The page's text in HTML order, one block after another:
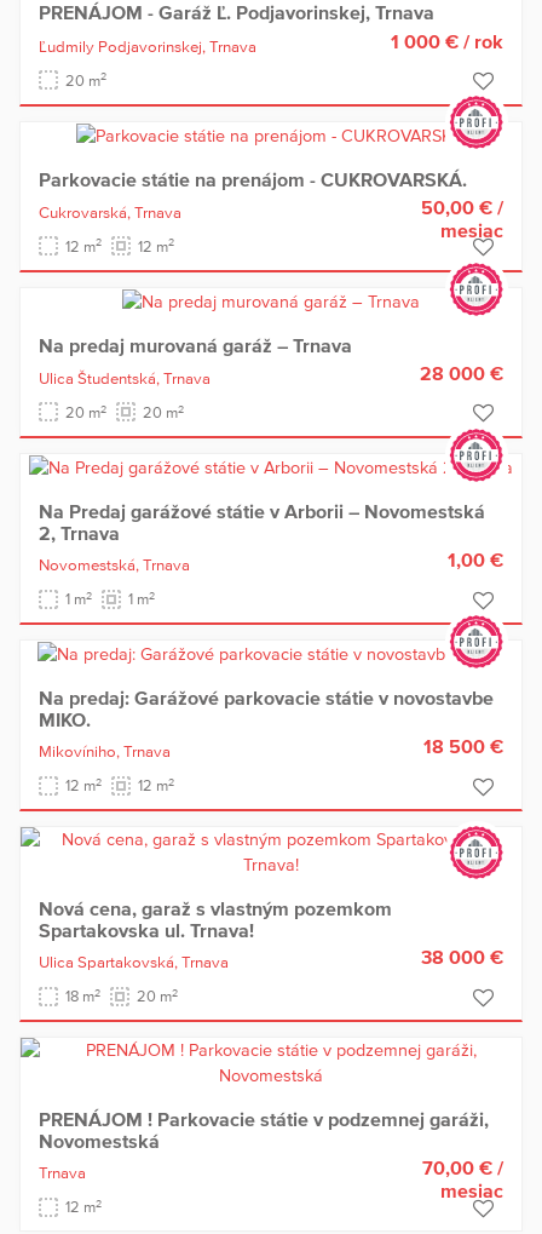
PRENÁJOM - Garáž Ľ. Podjavorinskej, Trnava
Ľudmily Podjavorinskej, Trnava
20 m2
1 000 € / rok
Parkovacie státie na prenájom - CUKROVARSKÁ.
Cukrovarská, Trnava
12 m2 12 m2
50,00 € /
mesiac
Na predaj murovaná garáž – Trnava
Ulica Študentská, Trnava
20 m2 20 m2
28 000 €
Na Predaj garážové státie v Arborii – Novomestská
2, Trnava
Novomestská, Trnava
1 m2 1 m2
1,00 €
Na predaj: Garážové parkovacie státie v novostavbe
MIKO.
Mikovíniho, Trnava
12 m2 12 m2
18 500 €
Nová cena, garaž s vlastným pozemkom
Spartakovska ul. Trnava!
Ulica Spartakovská, Trnava
18 m2 20 m2
38 000 €
PRENÁJOM ! Parkovacie státie v podzemnej garáži,
Novomestská
Trnava
12 m2
70,00 € /
mesiac